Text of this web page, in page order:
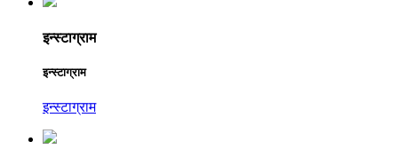
इन्स्टाग्राम
इन्स्टाग्राम
इन्स्टाग्राम